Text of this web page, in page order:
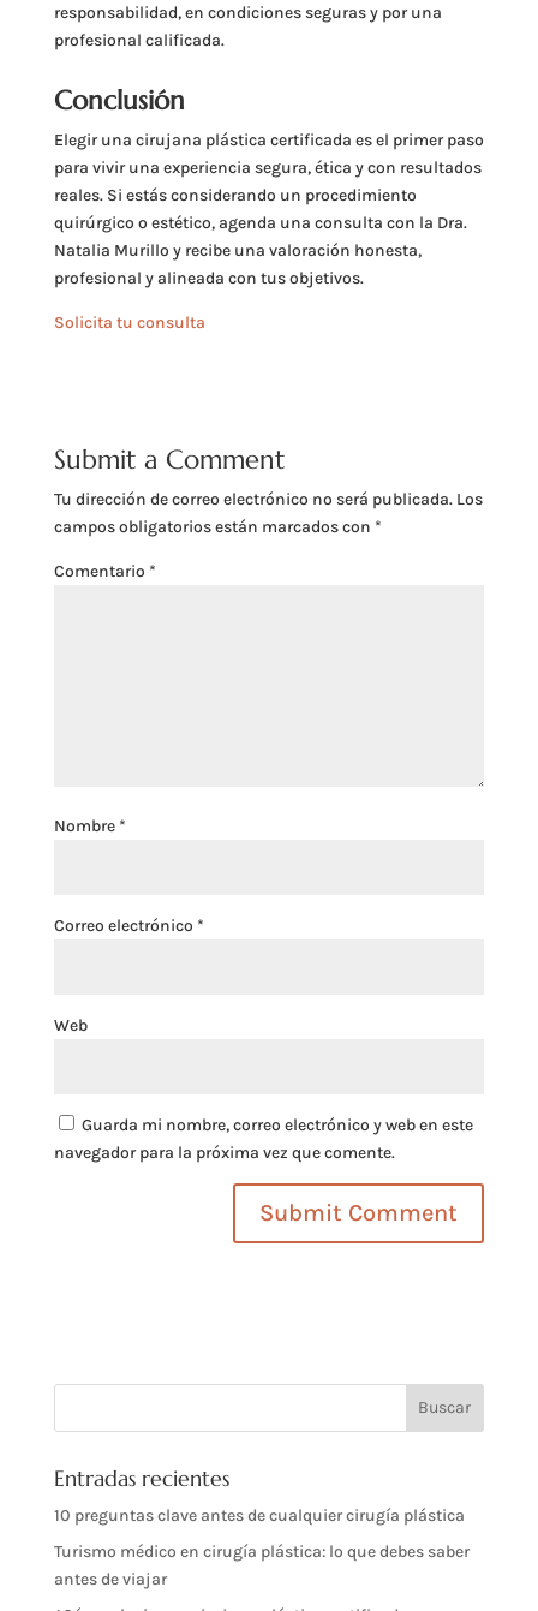
responsabilidad, en condiciones seguras y por una
profesional calificada.
Conclusión
Elegir una cirujana plástica certificada es el primer paso
para vivir una experiencia segura, ética y con resultados
reales. Si estás considerando un procedimiento
quirúrgico o estético, agenda una consulta con la Dra.
Natalia Murillo y recibe una valoración honesta,
profesional y alineada con tus objetivos.
Solicita tu consulta
Submit a Comment
Tu dirección de correo electrónico no será publicada. Los
campos obligatorios están marcados con *
Comentario *
Nombre *
Correo electrónico *
Web
Guarda mi nombre, correo electrónico y web en este
navegador para la próxima vez que comente.
Entradas recientes
10 preguntas clave antes de cualquier cirugía plástica
Turismo médico en cirugía plástica: lo que debes saber
antes de viajar